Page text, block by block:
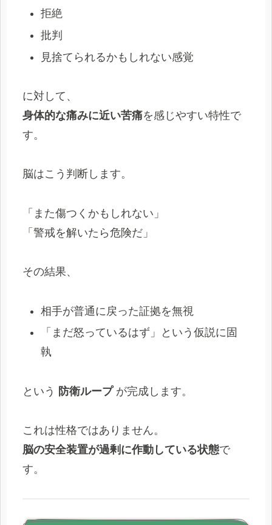
拒絶
批判
見捨てられるかもしれない感覚
に対して、
身体的な痛みに近い苦痛を感じやすい特性で
す。
脳はこう判断します。
「また傷つくかもしれない」
「警戒を解いたら危険だ」
その結果、
相手が普通に戻った証拠を無視
「まだ怒っているはず」という仮説に固
執
という 防衛ループが完成します。
これは性格ではありません。
脳の安全装置が過剰に作動している状態で
す。